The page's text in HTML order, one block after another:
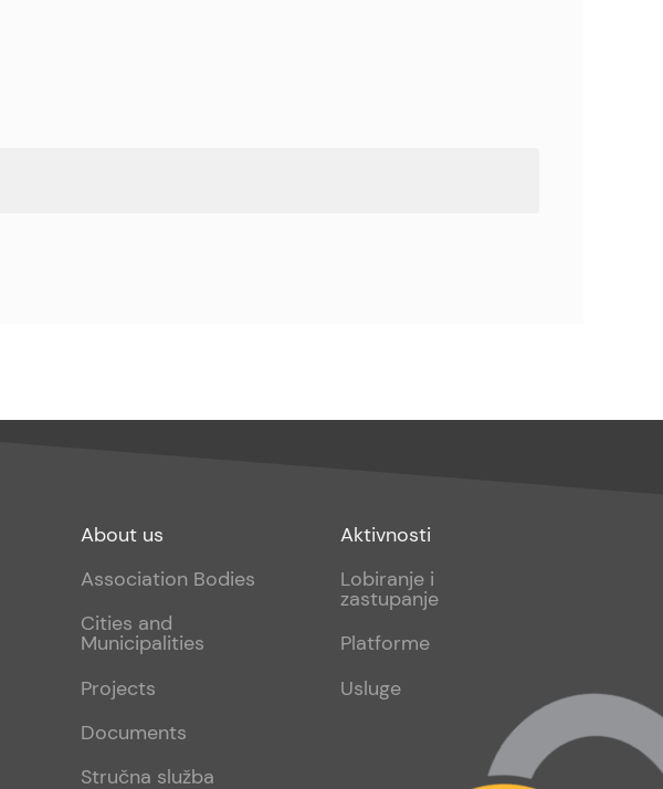
Footer
sub
About us
Association Bodies
Cities and
Municipalities
Projects
Documents
Stručna služba
Footer
sub
Aktivnosti
Lobiranje i
zastupanje
Platforme
Usluge